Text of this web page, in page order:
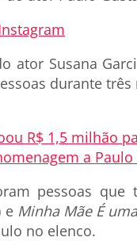
ator Susana
durante três
R$ 1,5 milhão
a
pessoas que
e Minha Mãe É
no elenco.